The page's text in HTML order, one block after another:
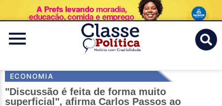
Classe
Politica
ECONOMIA
"Discussão é feita de forma muito
superficial", afirma Carlos Passos ao